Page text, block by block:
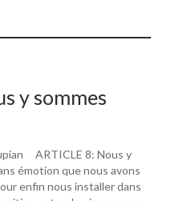
y sommes
ARTICLE 8: Nous y
émotion que nous avons
enfin nous installer dans